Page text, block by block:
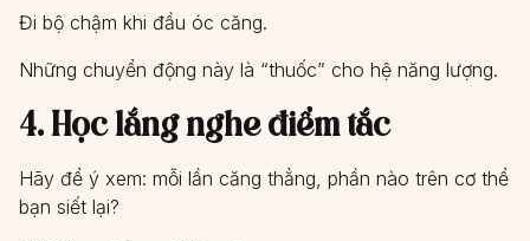
Đi bộ chậm khi đầu óc căng.
Những chuyển động này là “thuốc” cho hệ năng lượng.
4. Học lắng nghe điểm tắc
Hãy để ý xem: mỗi lần căng thẳng, phần nào trên cơ thể
bạn siết lại?